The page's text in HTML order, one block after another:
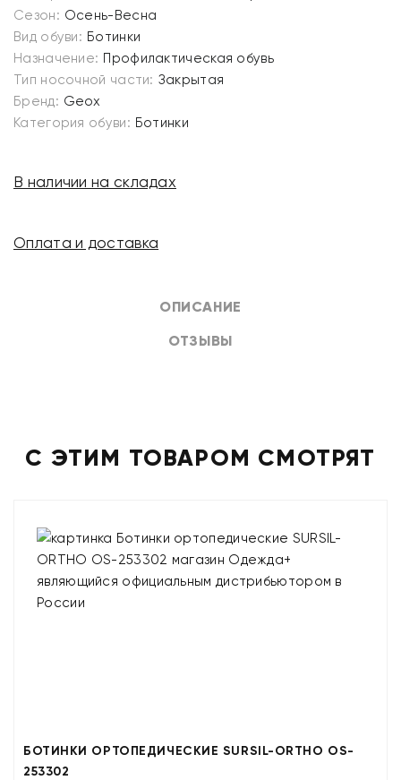
ОПИСАНИЕ
ОТЗЫВЫ
Сезон: Осень-Весна
Вид обуви: Ботинки
Назначение: Профилактическая обувь
Тип носочной части: Закрытая
Бренд: Geox
Категория обуви: Ботинки
В наличии на складах
Оплата и доставка
С ЭТИМ ТОВАРОМ СМОТРЯТ
БОТИНКИ ОРТОПЕДИЧЕСКИЕ SURSIL-ORTHO OS-
253302